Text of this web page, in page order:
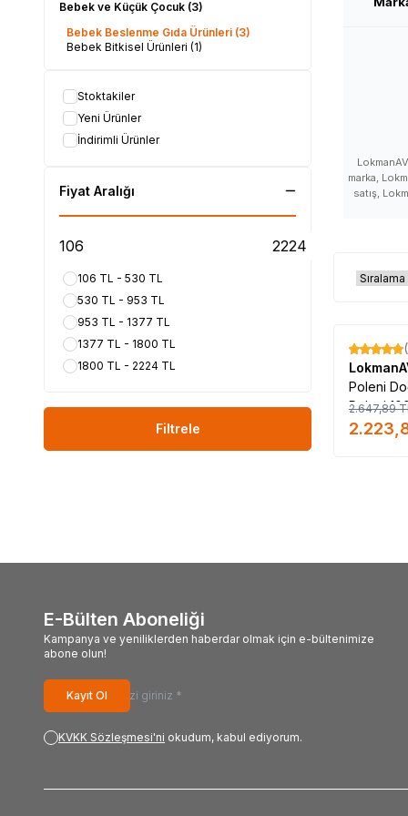
Bebek ve Küçük Çocuk (3)
Bebek Beslenme Gıda Ürünleri (3)
Bebek Bitkisel Ürünleri (1)
Stoktakiler
Yeni Ürünler
İndirimli Ürünler
Fiyat Aralığı
106 TL - 530 TL
530 TL - 953 TL
953 TL - 1377 TL
1377 TL - 1800 TL
1800 TL - 2224 TL
Filtrele
marka,
satış,
%16
Poleni
Poleni
2.647,89
E-Bülten Aboneliği
Kampanya ve yeniliklerden haberdar olmak için e-bültenimize
abone olun!
Kayıt Ol
KVKK Sözleşmesi'ni okudum, kabul ediyorum.